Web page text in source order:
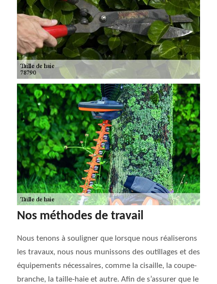
Nos méthodes de travail
Nous tenons à souligner que lorsque nous réaliserons
les travaux, nous nous munissons des outillages et des
équipements nécessaires, comme la cisaille, la coupe-
branche, la taille-haie et autre. Afin de s’assurer que le